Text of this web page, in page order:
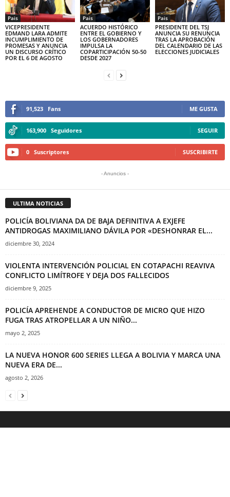
Pais
VICEPRESIDENTE
EDMAND LARA ADMITE
INCUMPLIMIENTO DE
PROMESAS Y ANUNCIA
UN DISCURSO CRÍTICO
POR EL 6 DE AGOSTO
Pais
ACUERDO HISTÓRICO
ENTRE EL GOBIERNO Y
LOS GOBERNADORES
IMPULSA LA
COPARTICIPACIÓN 50-50
DESDE 2027
Pais
PRESIDENTE DEL TSJ
ANUNCIA SU RENUNCIA
TRAS LA APROBACIÓN
DEL CALENDARIO DE LAS
ELECCIONES JUDICIALES
91,523 Fans ME GUSTA
163,900 Seguidores SEGUIR
0 Suscriptores SUSCRIBIRTE
- Anuncios -
ULTIMA NOTICIAS
POLICÍA BOLIVIANA DA DE BAJA DEFINITIVA A EXJEFE
ANTIDROGAS MAXIMILIANO DÁVILA POR «DESHONRAR EL...
diciembre 30, 2024
VIOLENTA INTERVENCIÓN POLICIAL EN COTAPACHI REAVIVA
CONFLICTO LIMÍTROFE Y DEJA DOS FALLECIDOS
diciembre 9, 2025
POLICÍA APREHENDE A CONDUCTOR DE MICRO QUE HIZO
FUGA TRAS ATROPELLAR A UN NIÑO...
mayo 2, 2025
LA NUEVA HONOR 600 SERIES LLEGA A BOLIVIA Y MARCA UNA
NUEVA ERA DE...
agosto 2, 2026